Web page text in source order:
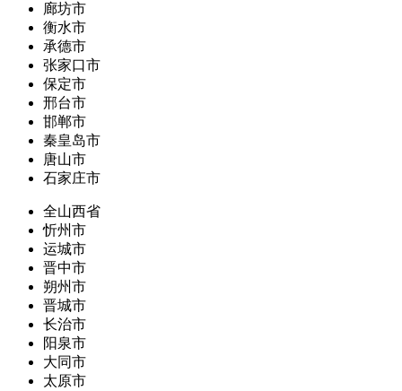
廊坊市
衡水市
承德市
张家口市
保定市
邢台市
邯郸市
秦皇岛市
唐山市
石家庄市
全山西省
忻州市
运城市
晋中市
朔州市
晋城市
长治市
阳泉市
大同市
太原市